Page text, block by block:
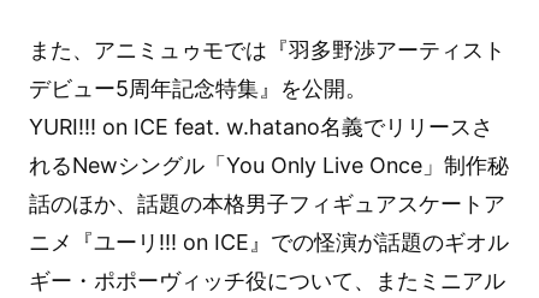
また、アニミュゥモでは『羽多野渉アーティスト
デビュー5周年記念特集』を公開。
YURI!!! on ICE feat. w.hatano名義でリリースさ
れるNewシングル「You Only Live Once」制作秘
話のほか、話題の本格男子フィギュアスケートア
ニメ『ユーリ!!! on ICE』での怪演が話題のギオル
ギー・ポポーヴィッチ役について、またミニアル